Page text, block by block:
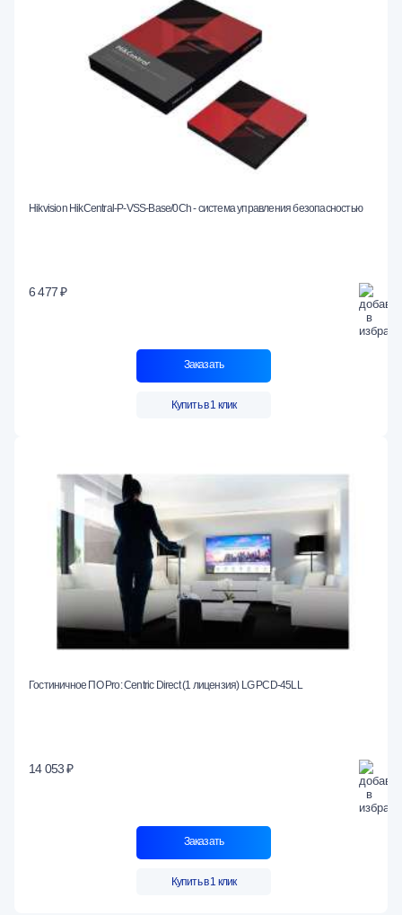
Hikvision HikCentral-P-VSS-Base/0Ch - система управления безопасностью
6 477 ₽
Заказать
Купить в 1 клик
Гостиничное ПО Pro: Centric Direct (1 лицензия) LG PCD-45LL
14 053 ₽
Заказать
Купить в 1 клик